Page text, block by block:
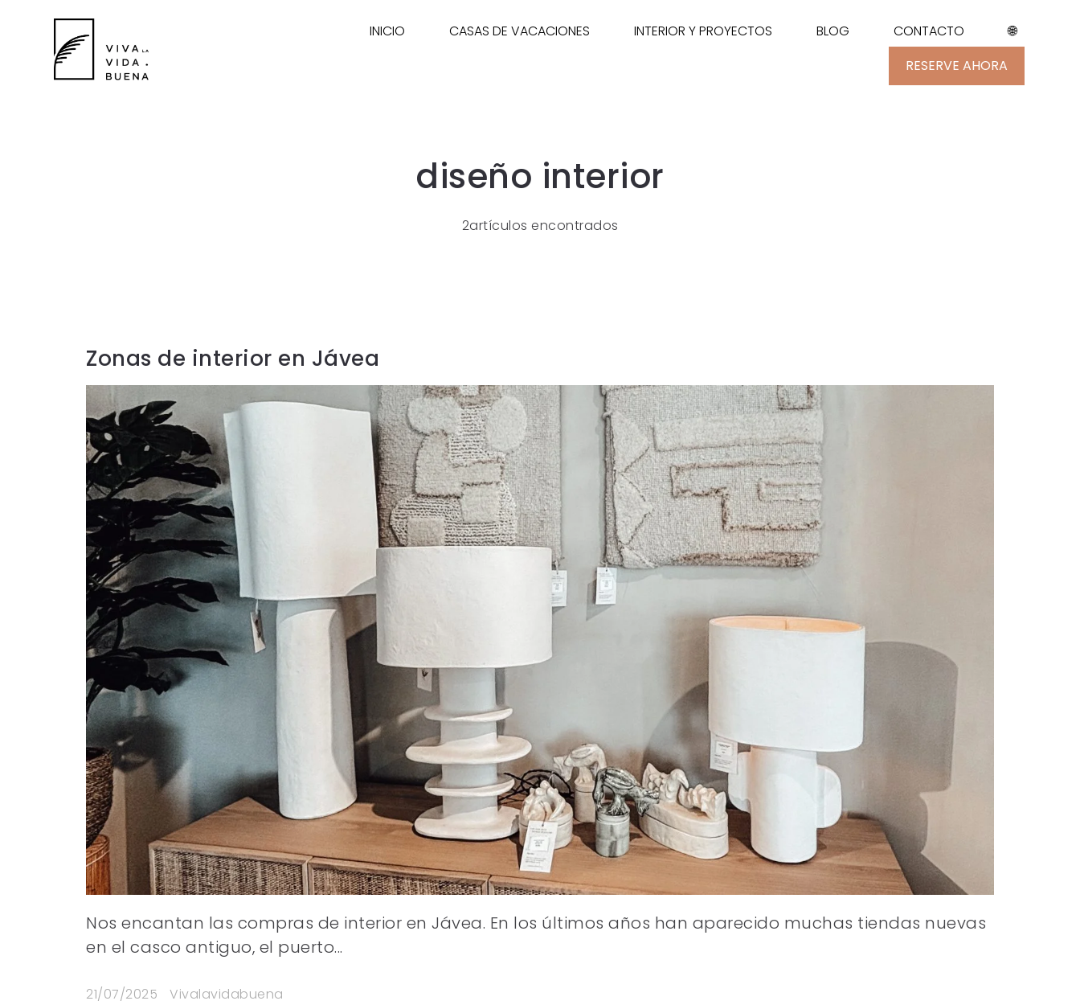
INICIO CASAS DE VACACIONES INTERIOR Y PROYECTOS BLOG CONTACTO
🌐
RESERVE AHORA
diseño interior
2artículos encontrados
Zonas de interior en Jávea
Nos encantan las compras de interior en Jávea. En los últimos años han aparecido muchas tiendas nuevas
en el casco antiguo, el puerto...
21/07/2025
Vivalavidabuena